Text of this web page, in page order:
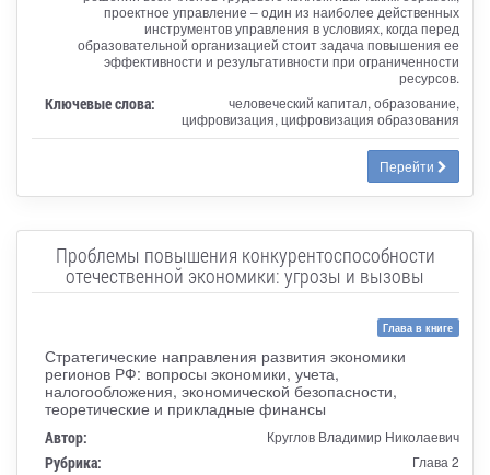
проектное управление – один из наиболее действенных
инструментов управления в условиях, когда перед
образовательной организацией стоит задача повышения ее
эффективности и результативности при ограниченности
ресурсов.
Ключевые слова:
человеческий капитал, образование,
цифровизация, цифровизация образования
Перейти
Проблемы повышения конкурентоспособности
отечественной экономики: угрозы и вызовы
Глава в книге
Стратегические направления развития экономики
регионов РФ: вопросы экономики, учета,
налогообложения, экономической безопасности,
теоретические и прикладные финансы
Автор: Круглов Владимир Николаевич
Рубрика: Глава 2